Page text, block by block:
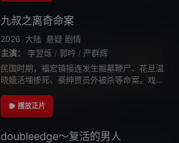
九叔之离奇命案
2026 大陆 悬疑 剧情
主演：
李翌烁 / 郭吟 / 严群辉
民国时期，福宏镇接连发生掘墓鞭尸、花旦温
晓娥活埋惨死、豪绅贾员外被杀等命案。戏班
是昔日名角尤晚秋因被曲瑞东诬陷入狱，出狱
行复仇之计，逼死曲瑞东，杀害温晓娥与贾员
播放正片
doubleedge～复活的男人